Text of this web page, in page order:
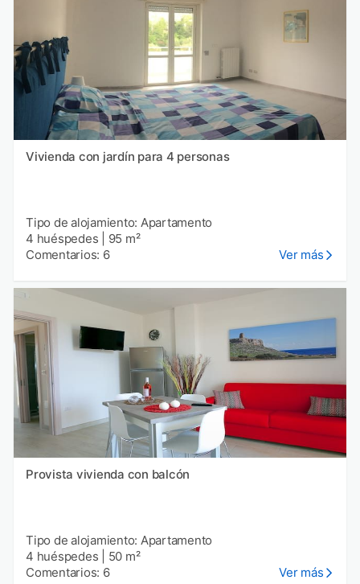
Vivienda con jardín para 4 personas
Tipo de alojamiento: Apartamento
4 huéspedes
95 m²
Comentarios: 6
Ver más
Provista vivienda con balcón
Tipo de alojamiento: Apartamento
4 huéspedes
50 m²
Comentarios: 6
Ver más